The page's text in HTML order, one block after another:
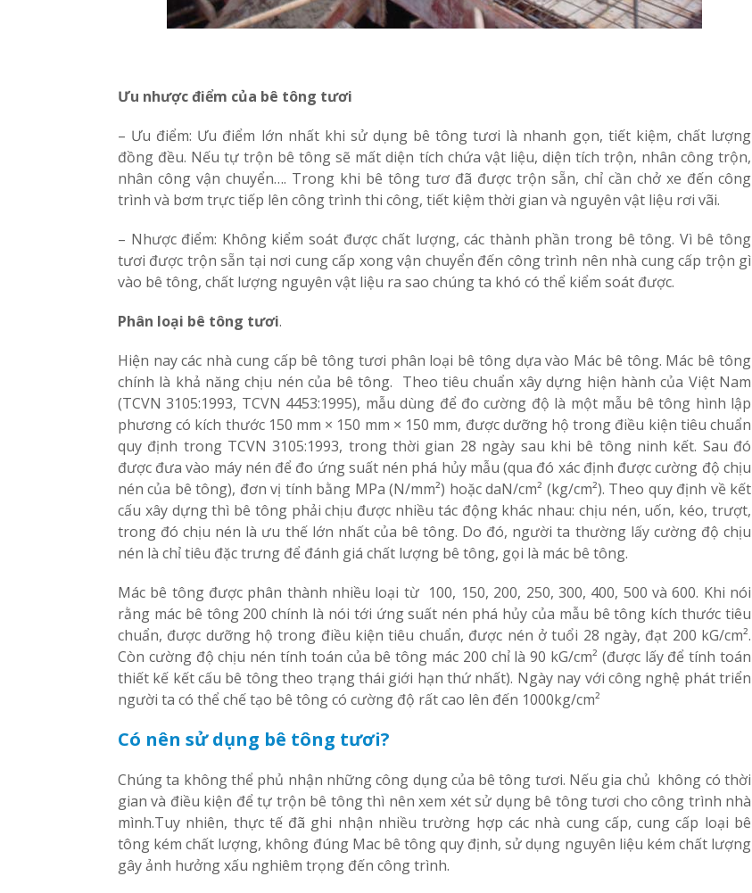
Ưu nhược điểm của bê tông tươi
– Ưu điểm: Ưu điểm lớn nhất khi sử dụng bê tông tươi là nhanh gọn, tiết kiệm, chất lượng
đồng đều. Nếu tự trộn bê tông sẽ mất diện tích chứa vật liệu, diện tích trộn, nhân công trộn,
nhân công vận chuyển…. Trong khi bê tông tươ đã được trộn sẵn, chỉ cần chở xe đến công
trình và bơm trực tiếp lên công trình thi công, tiết kiệm thời gian và nguyên vật liệu rơi vãi.
– Nhược điểm: Không kiểm soát được chất lượng, các thành phần trong bê tông. Vì bê tông
tươi được trộn sẵn tại nơi cung cấp xong vận chuyển đến công trình nên nhà cung cấp trộn gì
vào bê tông, chất lượng nguyên vật liệu ra sao chúng ta khó có thể kiểm soát được.
Phân loại bê tông tươi.
Hiện nay các nhà cung cấp bê tông tươi phân loại bê tông dựa vào Mác bê tông. Mác bê tông
chính là khả năng chịu nén của bê tông. Theo tiêu chuẩn xây dựng hiện hành của Việt Nam
(TCVN 3105:1993, TCVN 4453:1995), mẫu dùng để đo cường độ là một mẫu bê tông hình lập
phương có kích thước 150 mm × 150 mm × 150 mm, được dưỡng hộ trong điều kiện tiêu chuẩn
quy định trong TCVN 3105:1993, trong thời gian 28 ngày sau khi bê tông ninh kết. Sau đó
được đưa vào máy nén để đo ứng suất nén phá hủy mẫu (qua đó xác định được cường độ chịu
nén của bê tông), đơn vị tính bằng MPa (N/mm²) hoặc daN/cm² (kg/cm²). Theo quy định về kết
cấu xây dựng thì bê tông phải chịu được nhiều tác động khác nhau: chịu nén, uốn, kéo, trượt,
trong đó chịu nén là ưu thế lớn nhất của bê tông. Do đó, người ta thường lấy cường độ chịu
nén là chỉ tiêu đặc trưng để đánh giá chất lượng bê tông, gọi là mác bê tông.
Mác bê tông được phân thành nhiều loại từ 100, 150, 200, 250, 300, 400, 500 và 600. Khi nói
rằng mác bê tông 200 chính là nói tới ứng suất nén phá hủy của mẫu bê tông kích thước tiêu
chuẩn, được dưỡng hộ trong điều kiện tiêu chuẩn, được nén ở tuổi 28 ngày, đạt 200 kG/cm².
Còn cường độ chịu nén tính toán của bê tông mác 200 chỉ là 90 kG/cm² (được lấy để tính toán
thiết kế kết cấu bê tông theo trạng thái giới hạn thứ nhất). Ngày nay với công nghệ phát triển
người ta có thể chế tạo bê tông có cường độ rất cao lên đến 1000kg/cm²
Có nên sử dụng bê tông tươi?
Chúng ta không thể phủ nhận những công dụng của bê tông tươi. Nếu gia chủ không có thời
gian và điều kiện để tự trộn bê tông thì nên xem xét sử dụng bê tông tươi cho công trình nhà
mình.Tuy nhiên, thực tế đã ghi nhận nhiều trường hợp các nhà cung cấp, cung cấp loại bê
tông kém chất lượng, không đúng Mac bê tông quy định, sử dụng nguyên liệu kém chất lượng
gây ảnh hưởng xấu nghiêm trọng đến công trình.